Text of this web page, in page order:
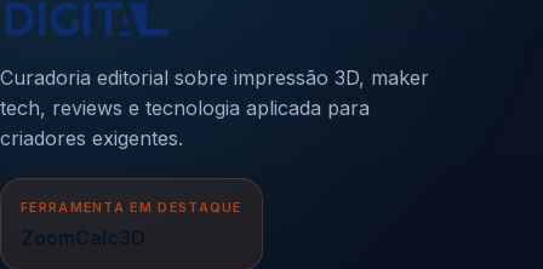
Curadoria editorial sobre impressão 3D, maker
tech, reviews e tecnologia aplicada para
criadores exigentes.
FERRAMENTA EM DESTAQUE
ZoomCalc3D